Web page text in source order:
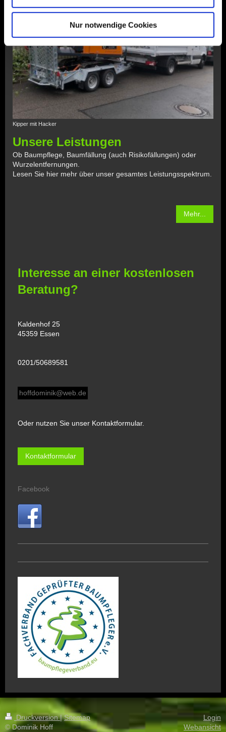
Nur notwendige Cookies
Kipper mit Hacker
Unsere Leistungen
Ob Baumpflege, Baumfällung (auch Risikofällungen) oder
Wurzelentfernungen.
Lesen Sie hier mehr über unser gesamtes Leistungsspektrum.
Mehr...
Interesse an einer kostenlosen
Beratung?
Kaldenhof 25
45359 Essen
0201/50689581
hoffdominik@web.de
Oder nutzen Sie unser Kontaktformular.
Kontaktformular
Facebook
Druckversion| Sitemap
© Dominik Hoff
Login
Webansicht